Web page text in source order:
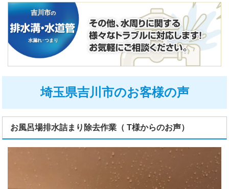
吉川市の
水漏れ･つまり
埼玉県吉川市のお客様の声
お風呂場排水詰まり除去作業（ T様からのお声）